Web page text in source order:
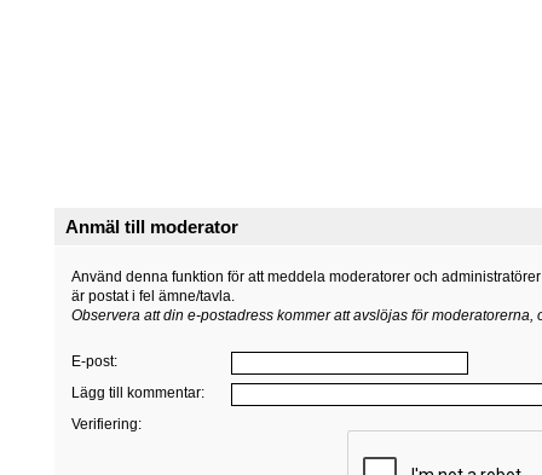
Anmäl till moderator
Använd denna funktion för att meddela moderatorer och
är postat i fel ämne/tavla.
Observera att din e-postadress kommer att avslöjas för
E-post:
Lägg till kommentar:
Verifiering: